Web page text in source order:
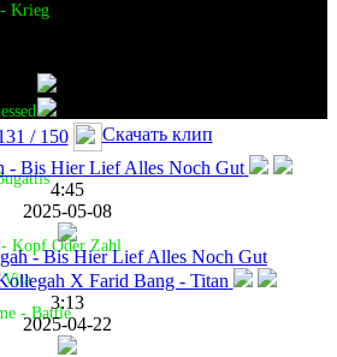
Krieg
Kopf Oder Zahl
Vita
- Battle
/ 150 Скачать клип
4:45
2025-05-08
- Bis Hier Lief Alles Noch Gut
3:13
2025-04-22